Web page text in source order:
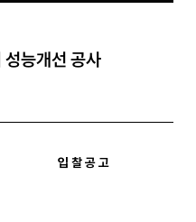
능개선 공사
고